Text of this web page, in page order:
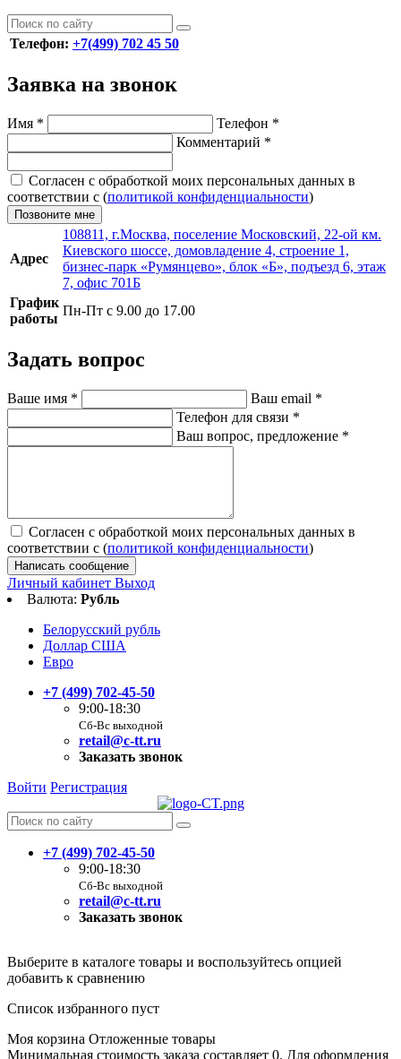
Телефон: +7(499) 702 45 50
Заявка на звонок
Имя * Телефон *
Комментарий *
Согласен с обработкой моих персональных данных в
соответствии с (политикой конфиденциальности)
Позвоните мне
Адрес
108811, г.Москва, поселение Московский, 22-ой км.
Киевского шоссе, домовладение 4, строение 1,
бизнес-парк «Румянцево», блок «Б», подъезд 6, этаж
7, офис 701Б
График
работы
Пн-Пт с 9.00 до 17.00
Задать вопрос
Ваше имя * Ваш email *
Телефон для связи *
Ваш вопрос, предложение *
Согласен с обработкой моих персональных данных в
соответствии с (политикой конфиденциальности)
Написать сообщение
Личный кабинет Выход
Валюта: Рубль
Белорусский рубль
Доллар США
Евро
+7 (499) 702-45-50
9:00-18:30
Сб-Вс выходной
retail@c-tt.ru
Заказать звонок
Войти Регистрация
+7 (499) 702-45-50
9:00-18:30
Сб-Вс выходной
retail@c-tt.ru
Заказать звонок
Выберите в каталоге товары и воспользуйтесь опцией
добавить к сравнению
Список избранного пуст
Моя корзина Отложенные товары
Минимальная стоимость заказа составляет 0. Для оформления